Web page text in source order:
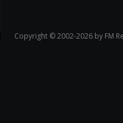
Copyright © 2002-2026 by FM